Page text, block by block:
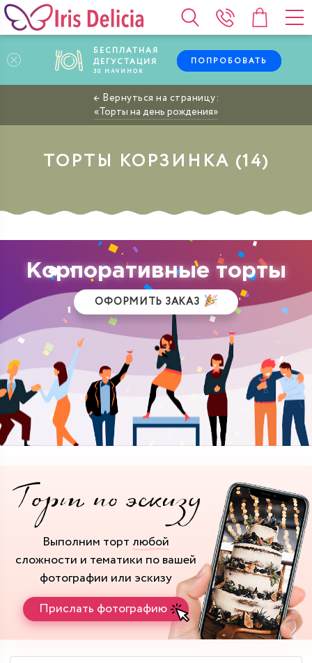
БЕСПЛАТНАЯ
ДЕГУСТАЦИЯ
30 НАЧИНОК
ПОПРОБОВАТЬ
Торты на день рождения
ТОРТЫ КОРЗИНКА
Корпоративные торты
ОФОРМИТЬ ЗАКАЗ
Выполним торт любой
сложности и тематики по вашей
фотографии или эскизу
Прислать фотографию